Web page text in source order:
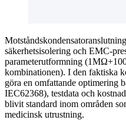
säkerhetsisolering och EMC-
parameterutformning
kombinationen). I den faktiska
göra en omfattande optimering
IEC62368), testdata och
blivit standard inom områden
medicinsk utrustning.